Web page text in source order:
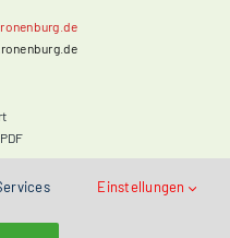
Einstellungen